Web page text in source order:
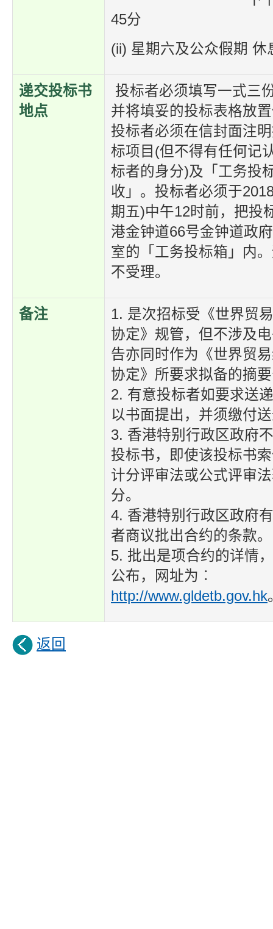
45分
(ii) 星期六及公众假期 休
递交投标书
地点
投标者必须填写一式三
并将填妥的投标表格放
投标者必须在信封面注
标项目(但不得有任何记
标者的身分)及「工务投
收」。投标者必须于
期五)中午12时前，把投
港金钟道66号金钟道政
室的「工务投标箱」内
不受理。
备注
1. 是次招标受《世界贸
协定》规管，但不涉及
告亦同时作为《世界贸
协定》所要求拟备的摘
2. 有意投标者如要求送
以书面提出，并须缴付
3. 香港特别行政区政府
投标书，即使该投标书
计分评审法或公式评审
分。
4. 香港特别行政区政府
者商议批出合约的条款。
5. 批出是项合约的详情
公布，网址为︰
http://www.gldetb.gov.hk
返回